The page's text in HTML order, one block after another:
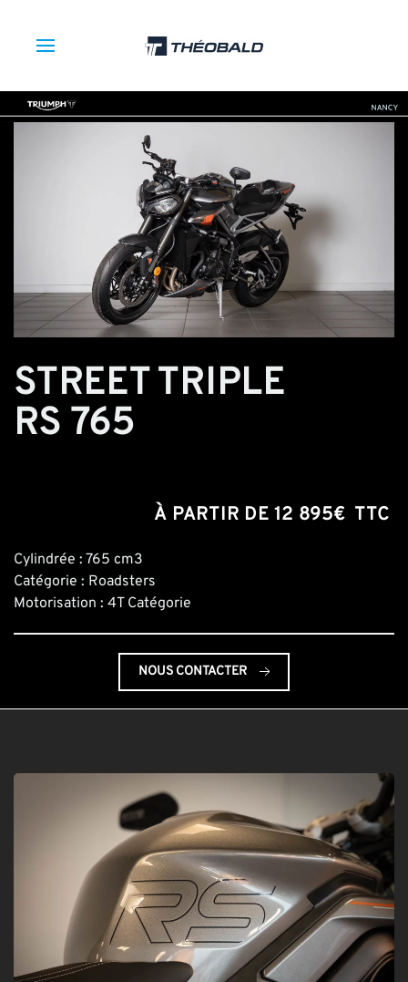
STREET TRIPLE
RS 765
À PARTIR DE 12 895€TTC
Cylindrée : 765 cm3
Catégorie : Roadsters
Motorisation : 4T Catégorie
NOUS CONTACTER